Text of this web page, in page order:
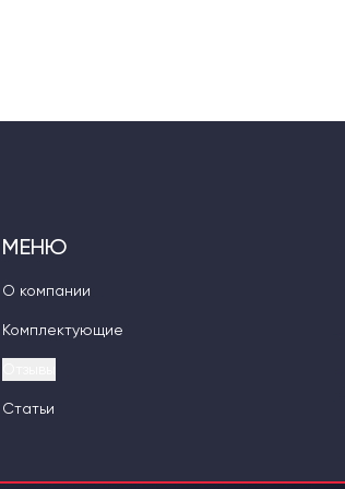
МЕНЮ
О компании
Комплектующие
Статьи